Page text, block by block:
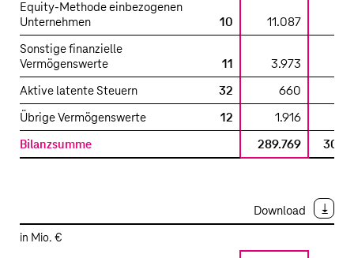
Equity-Methode einbezogenen
Unternehmen
10 11.087
Sonstige finanzielle
Vermögenswerte
11 3.973
Aktive latente Steuern
32 660
Übrige Vermögenswerte
12 1.916
Bilanzsumme
289.769
Download
in Mio. €